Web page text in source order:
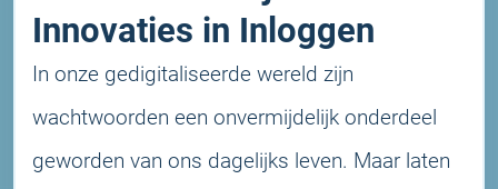
Innovaties in Inloggen
In onze gedigitaliseerde wereld zijn
wachtwoorden een onvermijdelijk onderdeel
geworden van ons dagelijks leven. Maar laten